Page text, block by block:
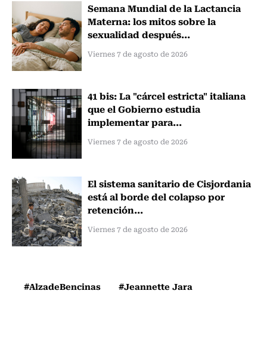
Semana Mundial de la Lactancia
Materna: los mitos sobre la
sexualidad después...
Viernes 7 de agosto de 2026
41 bis: La "cárcel estricta" italiana
que el Gobierno estudia
implementar para...
Viernes 7 de agosto de 2026
El sistema sanitario de Cisjordania
está al borde del colapso por
retención...
Viernes 7 de agosto de 2026
#AlzadeBencinas #Jeannette Jara